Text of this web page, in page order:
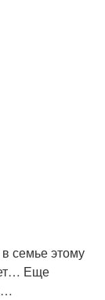
семье этому
Еще